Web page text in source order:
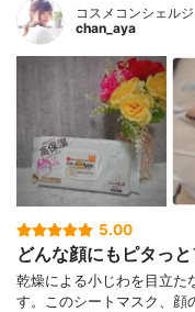
コスメコンシェル
chan_aya
5.00
どんな顔にもピタっ
乾燥による小じわを目立た
す。このシートマスク、顔